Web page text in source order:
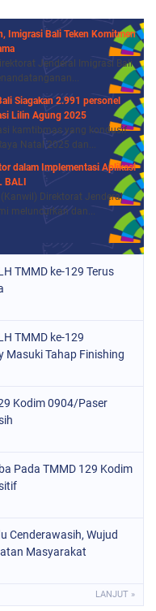
Imigrasi Bali Teken Komitmen
Jenderal Imigrasi Bali
Siagakan 2.991 personel
Lilin Agung 2025
kamtibmas yang kondusif
Natal 2025 dan...
dalam Implementasi Aplikasi
BALI
Direktorat Jenderal
meluncurkan dan...
TMMD ke-129 Terus
TMMD ke-129
Masuki Tahap Finishing
Kodim 0904/Paser
Pada TMMD 129 Kodim
Cenderawasih, Wujud
Masyarakat
LANJUT »